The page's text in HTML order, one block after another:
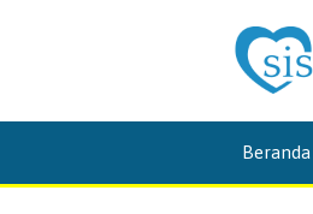
Beranda